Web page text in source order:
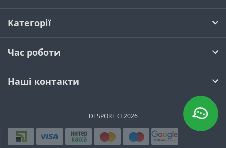
Категорії
Час роботи
Наші контакти
DESPORT © 2026